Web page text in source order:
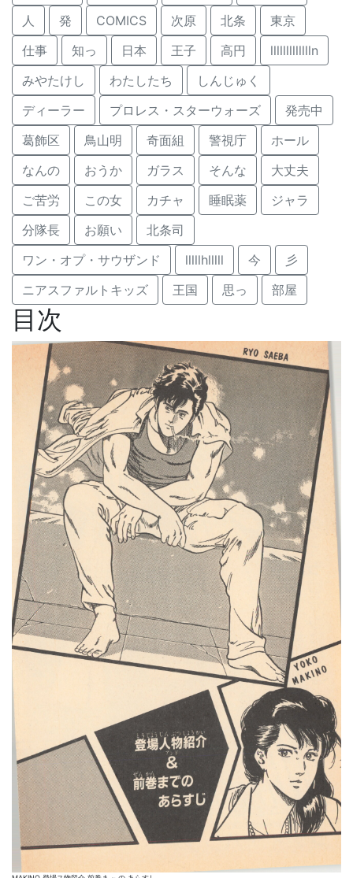
人
発 COMICS 次原 北条
東京
仕事
知っ 日本 王子 高円
llllllllllllln
みやたけし
わたしたち
しんじゅく
ディーラー
プロレス・スターウォーズ
発売中
葛飾区
鳥山明 奇面組 警視庁
ホール
なんの
おうか ガラス そんな
大丈夫
ご苦労
この女 カチャ 睡眠薬
ジャラ
分隊長
お願い
北条司
ワン・オプ・サウザンド
lllllhlllll 今
彡
ニアスファルトキッズ
王国 思っ 部屋
目次